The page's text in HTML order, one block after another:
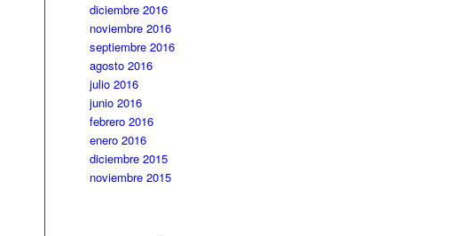
diciembre 2016
noviembre 2016
septiembre 2016
agosto 2016
julio 2016
junio 2016
febrero 2016
enero 2016
diciembre 2015
noviembre 2015